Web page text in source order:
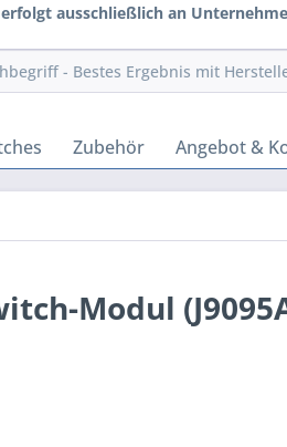
erfolgt ausschließlich an
Zubehör Angebot &
Modul